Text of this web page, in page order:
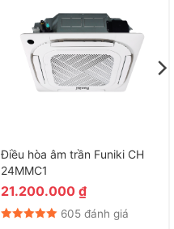
Điều hòa âm trần Funiki CH
24MMC1
21.200.000 ₫
605 đánh giá